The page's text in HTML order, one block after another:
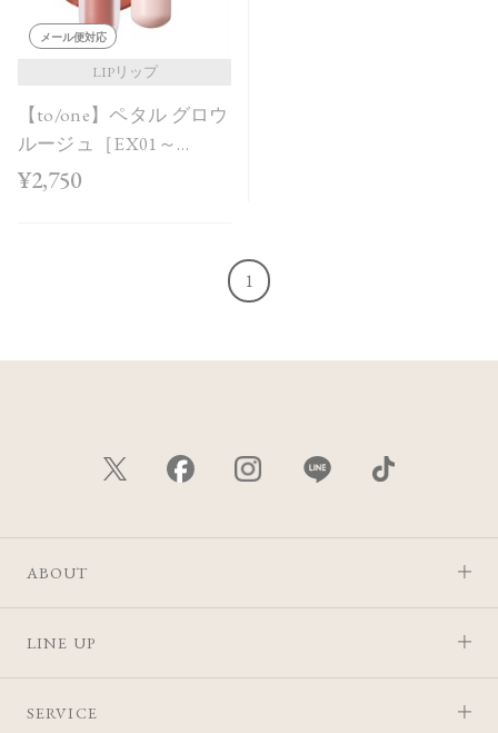
メール便対応
LIPリップ
【to/one】ペタル グロウ
ルージュ［EX01～
EX04］＜2026 AW
¥2,750
1
ABOUT
LINE UP
SERVICE